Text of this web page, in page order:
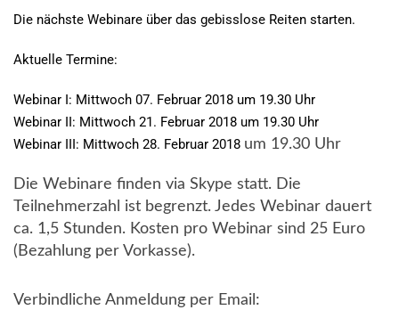
Die nächste Webinare über das gebisslose Reiten starten.
Aktuelle Termine:
Webinar I: Mittwoch 07. Februar 2018 um 19.30 Uhr
Webinar II: Mittwoch 21. Februar 2018 um 19.30 Uhr
Webinar III: Mittwoch 28. Februar 2018 um 19.30 Uhr
Die Webinare finden via Skype statt. Die
Teilnehmerzahl ist begrenzt. Jedes Webinar dauert
ca. 1,5 Stunden. Kosten pro Webinar sind 25 Euro
(Bezahlung per Vorkasse).
Verbindliche Anmeldung per Email: